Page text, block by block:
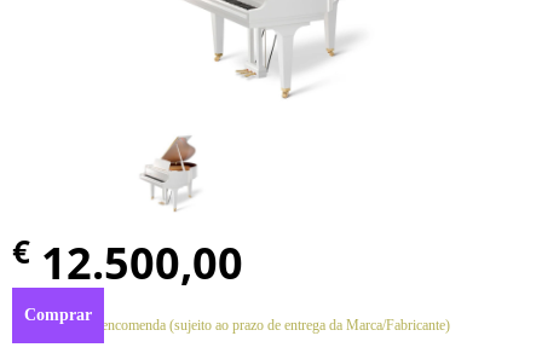
€ 12.500,00
Disponível por encomenda (sujeito ao prazo de entrega da Marca/Fabricante)
Comprar